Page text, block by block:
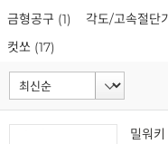
금형공구 (1) 각도/고속절단
컷쏘 (17)
밀워